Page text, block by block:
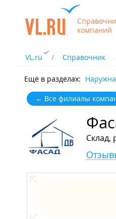
компаний
VL.ru Справочник
Ещё в разделах:
← Все филиалы
Склад,